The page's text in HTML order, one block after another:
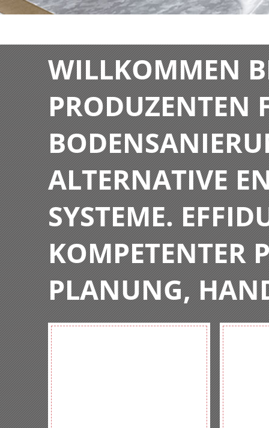
WILLKOMMEN
PRODUZENTEN
ALTERNATIVE
SYSTEME.
KOMPETENTER
PLANUNG,